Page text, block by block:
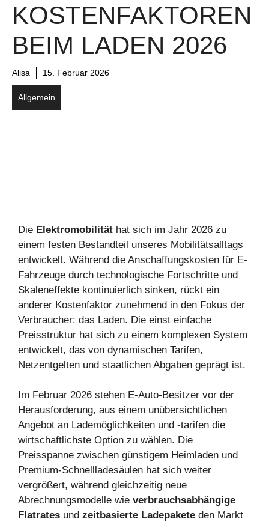
KOSTENFAKTOREN
BEIM LADEN 2026
Alisa 15. Februar 2026
Allgemein
Die Elektromobilität hat sich im Jahr 2026 zu
einem festen Bestandteil unseres Mobilitätsalltags
entwickelt. Während die Anschaffungskosten für E-
Fahrzeuge durch technologische Fortschritte und
Skaleneffekte kontinuierlich sinken, rückt ein
anderer Kostenfaktor zunehmend in den Fokus der
Verbraucher: das Laden. Die einst einfache
Preisstruktur hat sich zu einem komplexen System
entwickelt, das von dynamischen Tarifen,
Netzentgelten und staatlichen Abgaben geprägt ist.
Im Februar 2026 stehen E-Auto-Besitzer vor der
Herausforderung, aus einem unübersichtlichen
Angebot an Lademöglichkeiten und -tarifen die
wirtschaftlichste Option zu wählen. Die
Preisspanne zwischen günstigem Heimladen und
Premium-Schnellladesäulen hat sich weiter
vergrößert, während gleichzeitig neue
Abrechnungsmodelle wie verbrauchsabhängige
Flatrates und zeitbasierte Ladepakete den Markt